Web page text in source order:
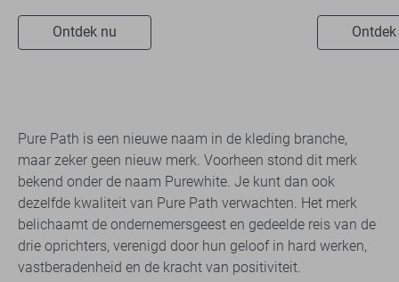
Ontdek nu
Pure Path is een nieuwe naam in de kleding branche,
maar zeker geen nieuw merk. Voorheen stond dit merk
bekend onder de naam Purewhite. Je kunt dan ook
dezelfde kwaliteit van Pure Path verwachten. Het merk
belichaamt de ondernemersgeest en gedeelde reis van de
drie oprichters, verenigd door hun geloof in hard werken,
vastberadenheid en de kracht van positiviteit.